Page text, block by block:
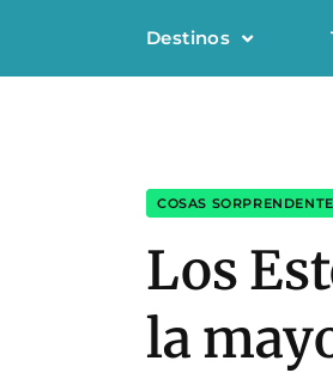
Destinos
COSAS
Los
la